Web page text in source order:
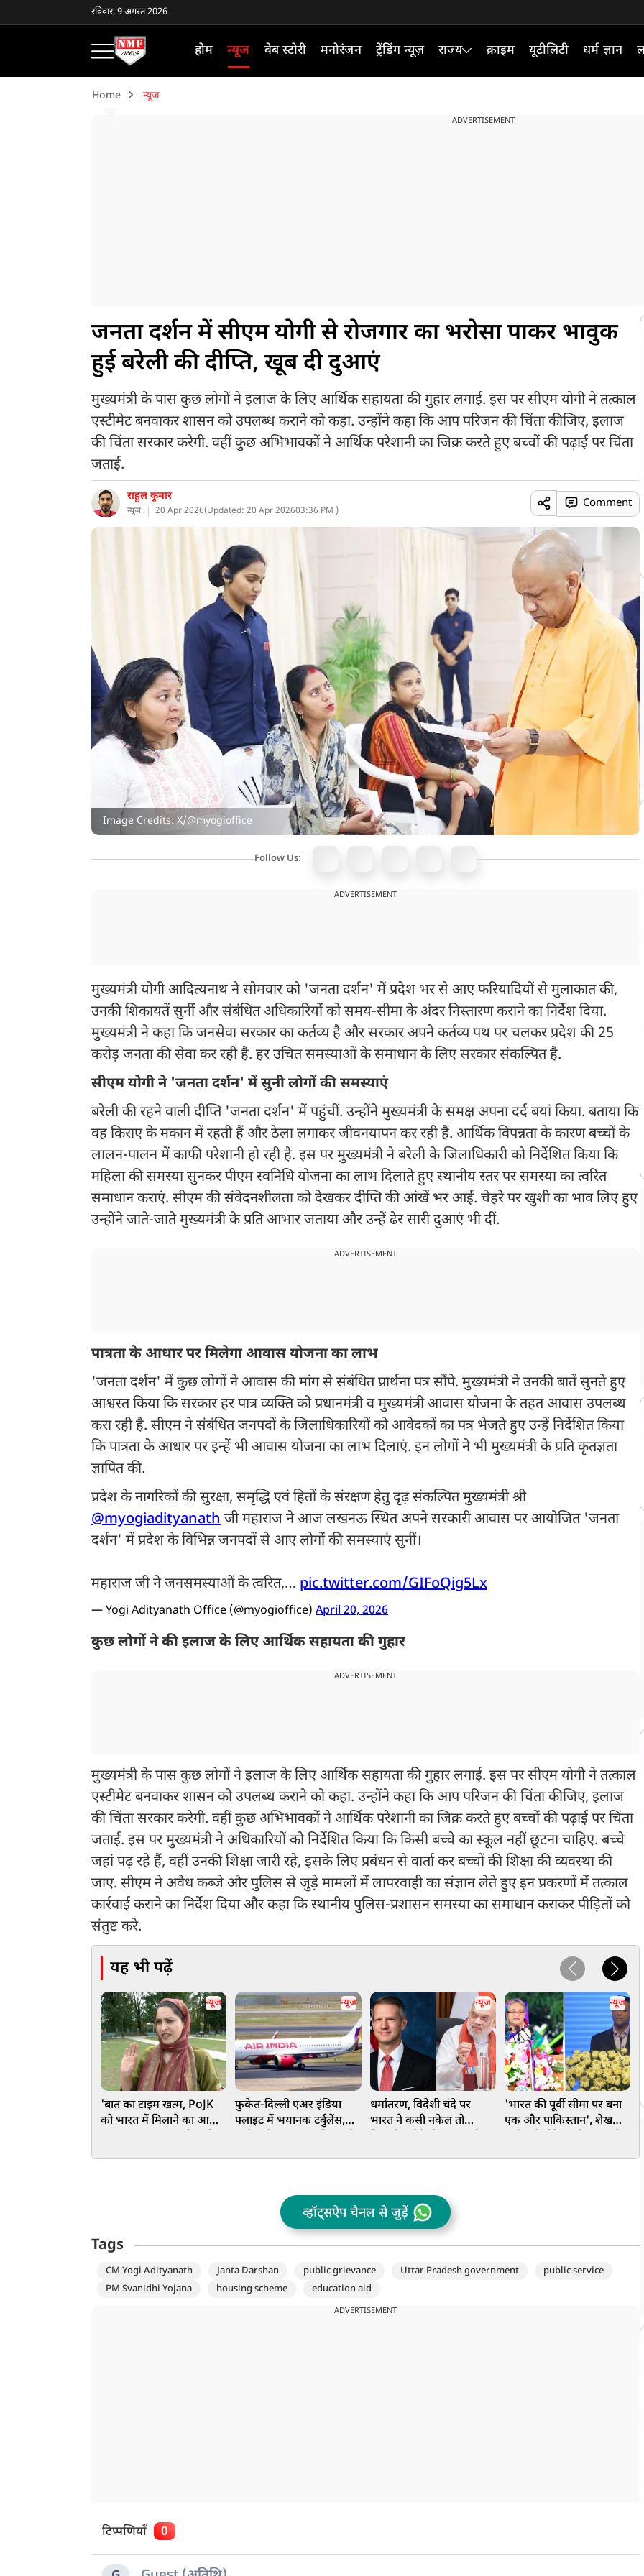
रविवार, 9 अगस्त 2026
होम न्यूज वेब स्टोरी मनोरंजन ट्रेंडिंग न्यूज़ राज्य क्राइम यूटीलिटी धर्म ज्ञान
Home न्यूज
ADVERTISEMENT
जनता दर्शन में सीएम योगी से रोजगार का भरोसा पाकर भावुक
हुई बरेली की दीप्ति, खूब दी दुआएं
मुख्यमंत्री के पास कुछ लोगों ने इलाज के लिए आर्थिक सहायता की गुहार लगाई. इस पर सीएम योगी ने तत्काल
एस्टीमेट बनवाकर शासन को उपलब्ध कराने को कहा. उन्होंने कहा कि आप परिजन की चिंता कीजिए, इलाज
की चिंता सरकार करेगी. वहीं कुछ अभिभावकों ने आर्थिक परेशानी का जिक्र करते हुए बच्चों की पढ़ाई पर चिंता
जताई.
राहुल कुमार
न्यूज 20 Apr 2026(Updated: 20 Apr 202603:36 PM )
Comment
Image Credits: X/@myogioffice
Follow Us:
ADVERTISEMENT
मुख्यमंत्री योगी आदित्यनाथ ने सोमवार को 'जनता दर्शन' में प्रदेश भर से आए फरियादियों से मुलाकात की,
उनकी शिकायतें सुनीं और संबंधित अधिकारियों को समय-सीमा के अंदर निस्तारण कराने का निर्देश दिया.
मुख्यमंत्री ने कहा कि जनसेवा सरकार का कर्तव्य है और सरकार अपने कर्तव्य पथ पर चलकर प्रदेश की 25
करोड़ जनता की सेवा कर रही है. हर उचित समस्याओं के समाधान के लिए सरकार संकल्पित है.
सीएम योगी ने 'जनता दर्शन' में सुनी लोगों की समस्याएं
बरेली की रहने वाली दीप्ति 'जनता दर्शन' में पहुंचीं. उन्होंने मुख्यमंत्री के समक्ष अपना दर्द बयां किया. बताया कि
वह किराए के मकान में रहती हैं और ठेला लगाकर जीवनयापन कर रही हैं. आर्थिक विपन्नता के कारण बच्चों के
लालन-पालन में काफी परेशानी हो रही है. इस पर मुख्यमंत्री ने बरेली के जिलाधिकारी को निर्देशित किया कि
महिला की समस्या सुनकर पीएम स्वनिधि योजना का लाभ दिलाते हुए स्थानीय स्तर पर समस्या का त्वरित
समाधान कराएं. सीएम की संवेदनशीलता को देखकर दीप्ति की आंखें भर आईं. चेहरे पर खुशी का भाव लिए हुए
उन्होंने जाते-जाते मुख्यमंत्री के प्रति आभार जताया और उन्हें ढेर सारी दुआएं भी दीं.
ADVERTISEMENT
पात्रता के आधार पर मिलेगा आवास योजना का लाभ
'जनता दर्शन' में कुछ लोगों ने आवास की मांग से संबंधित प्रार्थना पत्र सौंपे. मुख्यमंत्री ने उनकी बातें सुनते हुए
आश्वस्त किया कि सरकार हर पात्र व्यक्ति को प्रधानमंत्री व मुख्यमंत्री आवास योजना के तहत आवास उपलब्ध
करा रही है. सीएम ने संबंधित जनपदों के जिलाधिकारियों को आवेदकों का पत्र भेजते हुए उन्हें निर्देशित किया
कि पात्रता के आधार पर इन्हें भी आवास योजना का लाभ दिलाएं. इन लोगों ने भी मुख्यमंत्री के प्रति कृतज्ञता
ज्ञापित की.
प्रदेश के नागरिकों की सुरक्षा, समृद्धि एवं हितों के संरक्षण हेतु दृढ़ संकल्पित मुख्यमंत्री श्री
@myogiadityanathजी महाराज ने आज लखनऊ स्थित अपने सरकारी आवास पर आयोजित 'जनता
दर्शन' में प्रदेश के विभिन्न जनपदों से आए लोगों की समस्याएं सुनीं।
महाराज जी ने जनसमस्याओं के त्वरित,… pic.twitter.com/GIFoQig5Lx
— Yogi Adityanath Office (@myogioffice) April 20, 2026
कुछ लोगों ने की इलाज के लिए आर्थिक सहायता की गुहार
ADVERTISEMENT
मुख्यमंत्री के पास कुछ लोगों ने इलाज के लिए आर्थिक सहायता की गुहार लगाई. इस पर सीएम योगी ने तत्काल
एस्टीमेट बनवाकर शासन को उपलब्ध कराने को कहा. उन्होंने कहा कि आप परिजन की चिंता कीजिए, इलाज
की चिंता सरकार करेगी. वहीं कुछ अभिभावकों ने आर्थिक परेशानी का जिक्र करते हुए बच्चों की पढ़ाई पर चिंता
जताई. इस पर मुख्यमंत्री ने अधिकारियों को निर्देशित किया कि किसी बच्चे का स्कूल नहीं छूटना चाहिए. बच्चे
जहां पढ़ रहे हैं, वहीं उनकी शिक्षा जारी रहे, इसके लिए प्रबंधन से वार्ता कर बच्चों की शिक्षा की व्यवस्था की
जाए. सीएम ने अवैध कब्जे और पुलिस से जुड़े मामलों में लापरवाही का संज्ञान लेते हुए इन प्रकरणों में तत्काल
कार्रवाई कराने का निर्देश दिया और कहा कि स्थानीय पुलिस-प्रशासन समस्या का समाधान कराकर पीड़ितों को
संतुष्ट करे.
यह भी पढ़ें
न्यूज
'बात का टाइम खत्म, PoJK
को भारत में मिलाने का आ
न्यूज
फुकेत-दिल्ली एअर इंडिया
फ्लाइट में भयानक टर्बुलेंस,
न्यूज
धर्मांतरण, विदेशी चंदे पर
भारत ने कसी नकेल तो
न्यूज
'भारत की पूर्वी सीमा पर बना
एक और पाकिस्तान', शेख
व्हॉट्सऐप चैनल से जुड़ें
Tags
CM Yogi Adityanath Janta Darshan public grievance Uttar Pradesh government
public service
PM Svanidhi Yojana
housing scheme education aid
ADVERTISEMENT
टिप्पणियाँ 0